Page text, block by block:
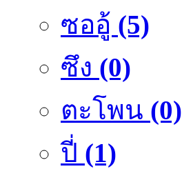
ซออู้ (5)
ซึง (0)
ตะโพน (0)
ปี่ (1)